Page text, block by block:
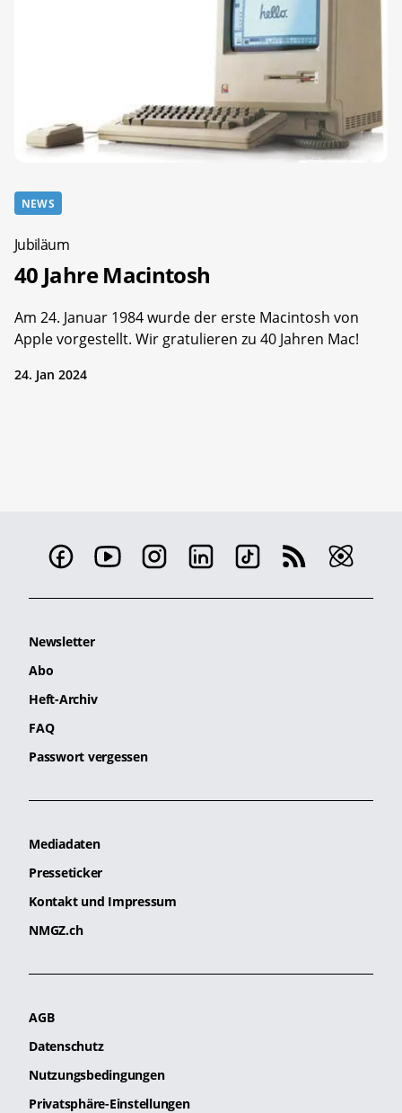
NEWS
Jubiläum
40 Jahre Macintosh
Am 24. Januar 1984 wurde der erste Macintosh von
Apple vorgestellt. Wir gratulieren zu 40 Jahren Mac!
24. Jan 2024
Newsletter
Abo
Heft-Archiv
FAQ
Passwort vergessen
Mediadaten
Presseticker
Kontakt und Impressum
NMGZ.ch
AGB
Datenschutz
Nutzungsbedingungen
Privatsphäre-Einstellungen